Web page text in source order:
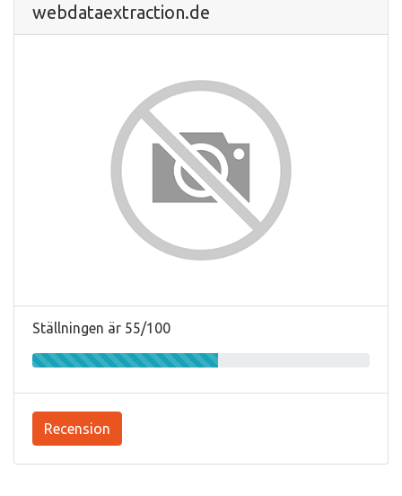
webdataextraction.de
Ställningen är 55/100
Recension